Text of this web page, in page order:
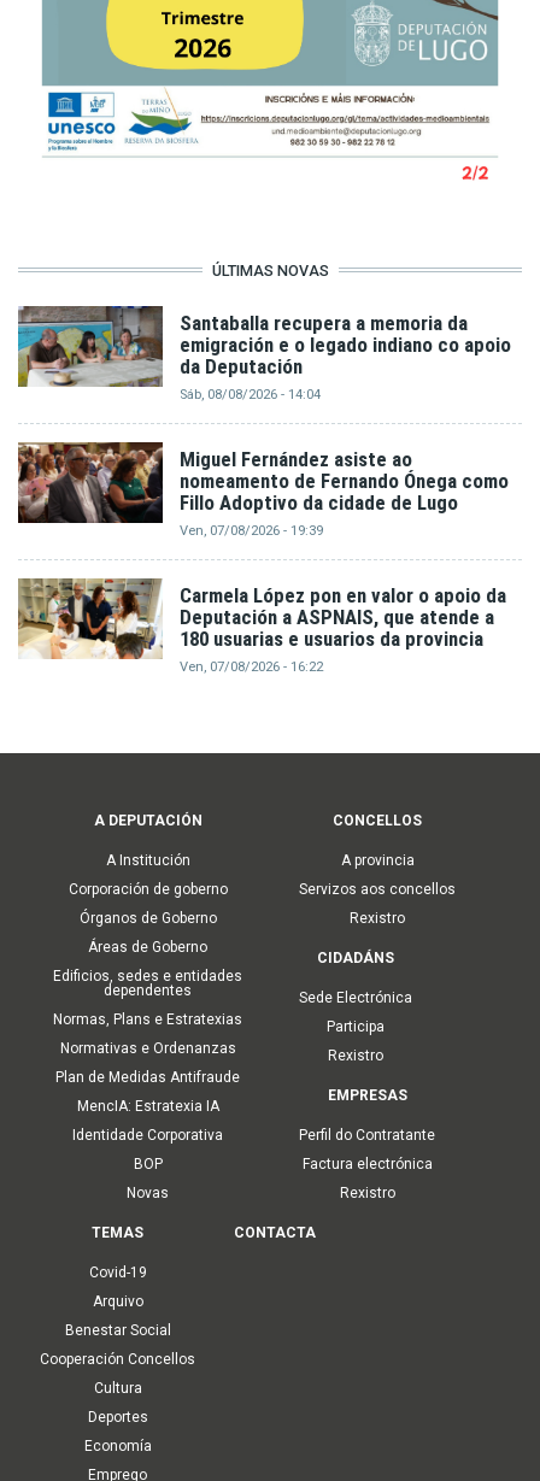
ÚLTIMAS NOVAS
Santaballa recupera a memoria da
emigración e o legado indiano co apoio
da Deputación
Sáb, 08/08/2026 - 14:04
Miguel Fernández asiste ao
nomeamento de Fernando Ónega como
Fillo Adoptivo da cidade de Lugo
Ven, 07/08/2026 - 19:39
Carmela López pon en valor o apoio da
Deputación a ASPNAIS, que atende a
180 usuarias e usuarios da provincia
Ven, 07/08/2026 - 16:22
navigation
A DEPUTACIÓN
A Institución
Corporación de goberno
Órganos de Goberno
Áreas de Goberno
Edificios, sedes e entidades
dependentes
Normas, Plans e Estratexias
Normativas e Ordenanzas
Plan de Medidas Antifraude
MencIA: Estratexia IA
Identidade Corporativa
BOP
Novas
CONCELLOS
A provincia
Servizos aos concellos
Rexistro
CIDADÁNS
Sede Electrónica
Participa
Rexistro
EMPRESAS
Perfil do Contratante
Factura electrónica
Rexistro
TEMAS
Covid-19
Arquivo
Benestar Social
Cooperación Concellos
Cultura
Deportes
Economía
Emprego
CONTACTA